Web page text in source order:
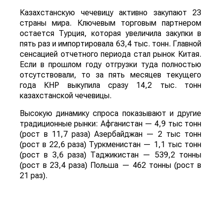
Казахстанскую чечевицу активно закупают 23
страны мира. Ключевым торговым партнером
остается Турция, которая увеличила закупки в
пять раз и импортировала 63,4 тыс. тонн. Главной
сенсацией отчетного периода стал рынок Китая.
Если в прошлом году отгрузки туда полностью
отсутствовали, то за пять месяцев текущего
года КНР выкупила сразу 14,2 тыс. тонн
казахстанской чечевицы.
Высокую динамику спроса показывают и другие
традиционные рынки: Афганистан — 4,9 тыс тонн
(рост в 11,7 раза) Азербайджан — 2 тыс тонн
(рост в 22,6 раза) Туркменистан — 1,1 тыс тонн
(рост в 3,6 раза) Таджикистан — 539,2 тонны
(рост в 23,4 раза) Польша — 462 тонны (рост в
21 раз).